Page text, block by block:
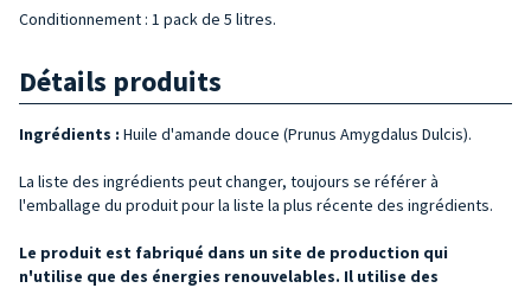
Conditionnement : 1 pack de 5 litres.
Détails produits
Ingrédients : Huile d'amande douce (Prunus Amygdalus Dulcis).
La liste des ingrédients peut changer, toujours se référer à
l'emballage du produit pour la liste la plus récente des ingrédients.
Le produit est fabriqué dans un site de production qui
n'utilise que des énergies renouvelables. Il utilise des